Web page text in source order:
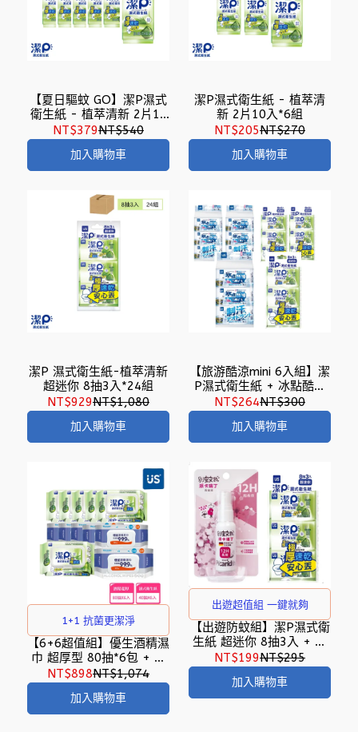
【夏日驅蚊 GO】潔P濕式
衛生紙 - 植萃清新 2片10
入*12組
NT$379NT$540
加入購物車
潔P濕式衛生紙 - 植萃清
新 2片10入*6組
NT$205NT$270
加入購物車
潔P 濕式衛生紙-植萃清新
超迷你 8抽3入*24組
NT$929NT$1,080
加入購物車
【旅游酷涼mini 6入組】潔
P濕式衛生紙 + 冰點酷涼
濕巾 超迷你 8抽3入*各3
組
NT$264NT$300
加入購物車
1+1 抗菌更潔淨
【6+6超值組】優生酒精濕
巾 超厚型 80抽*6包 + 潔
P濕式衛生紙 40抽*6包
NT$898NT$1,074
加入購物車
出遊超值組 一鍵就夠
【出遊防蚊組】潔P濕式衛
生紙 超迷你 8抽3入 + 別
蚊我 派卡瑞丁 12H超長效
防蚊液 25ml
NT$199NT$295
加入購物車